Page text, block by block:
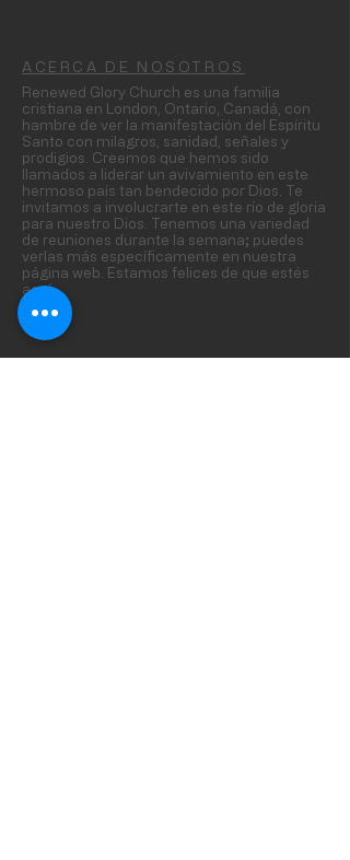
ACERCA DE NOSOTROS
Renewed Glory Church es una familia
cristiana en London, Ontario, Canadá, con
hambre de ver la manifestación del Espíritu
Santo con milagros, sanidad, señales y
prodigios. Creemos que hemos sido
llamados a liderar un avivamiento en este
hermoso país tan bendecido por Dios. Te
invitamos a involucrarte en este río de gloria
para nuestro Dios. Tenemos una variedad
de reuniones durante la semana; puedes
verlas más específicamente en nuestra
página web. Estamos felices de que estés
aquí.